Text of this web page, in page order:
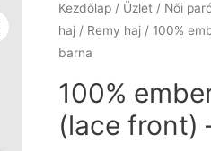
Kezdőlap / Üzlet / Női
haj / Remy haj / 100%
barna
100%
(lace front)